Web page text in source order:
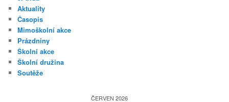
Aktuality
Časopis
Mimoškolní akce
Prázdniny
Školní akce
Školní družina
Soutěže
ČERVEN 2026